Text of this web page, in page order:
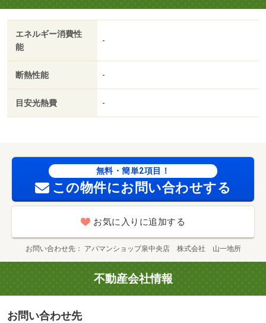
エネルギー消費性
能
-
断熱性能 -
目安光熱費 -
無料・簡単2項目！
この物件にお問い合わせする
お気に入りに追加する
お問い合わせ先 アパマンショップ泉中央店 株式会社 山一地所
不動産会社情報
お問い合わせ先